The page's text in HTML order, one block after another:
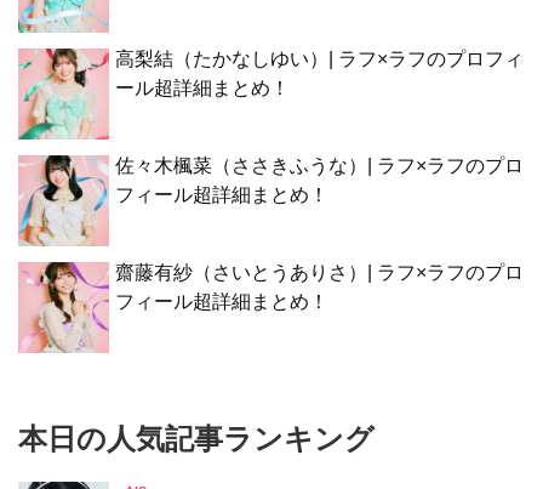
高梨結（たかなしゆい）| ラフ×ラフのプロフィ
ール超詳細まとめ！
佐々木楓菜（ささきふうな）| ラフ×ラフのプロ
フィール超詳細まとめ！
齋藤有紗（さいとうありさ）| ラフ×ラフのプロ
フィール超詳細まとめ！
本日の人気記事ランキング